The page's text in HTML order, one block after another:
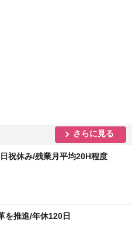
さらに見る
祝休み/残業月平均20H程度
を推進/年休120日